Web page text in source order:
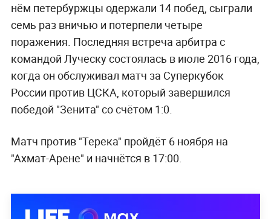
нём петербуржцы одержали 14 побед, сыграли
семь раз вничью и потерпели четыре
поражения. Последняя встреча арбитра с
командой Луческу состоялась в июле 2016 года,
когда он обслуживал матч за Суперкубок
России против ЦСКА, который завершился
победой "Зенита" со счётом 1:0.
Матч против "Терека" пройдёт 6 ноября на
"Ахмат-Арене" и начнётся в 17:00.